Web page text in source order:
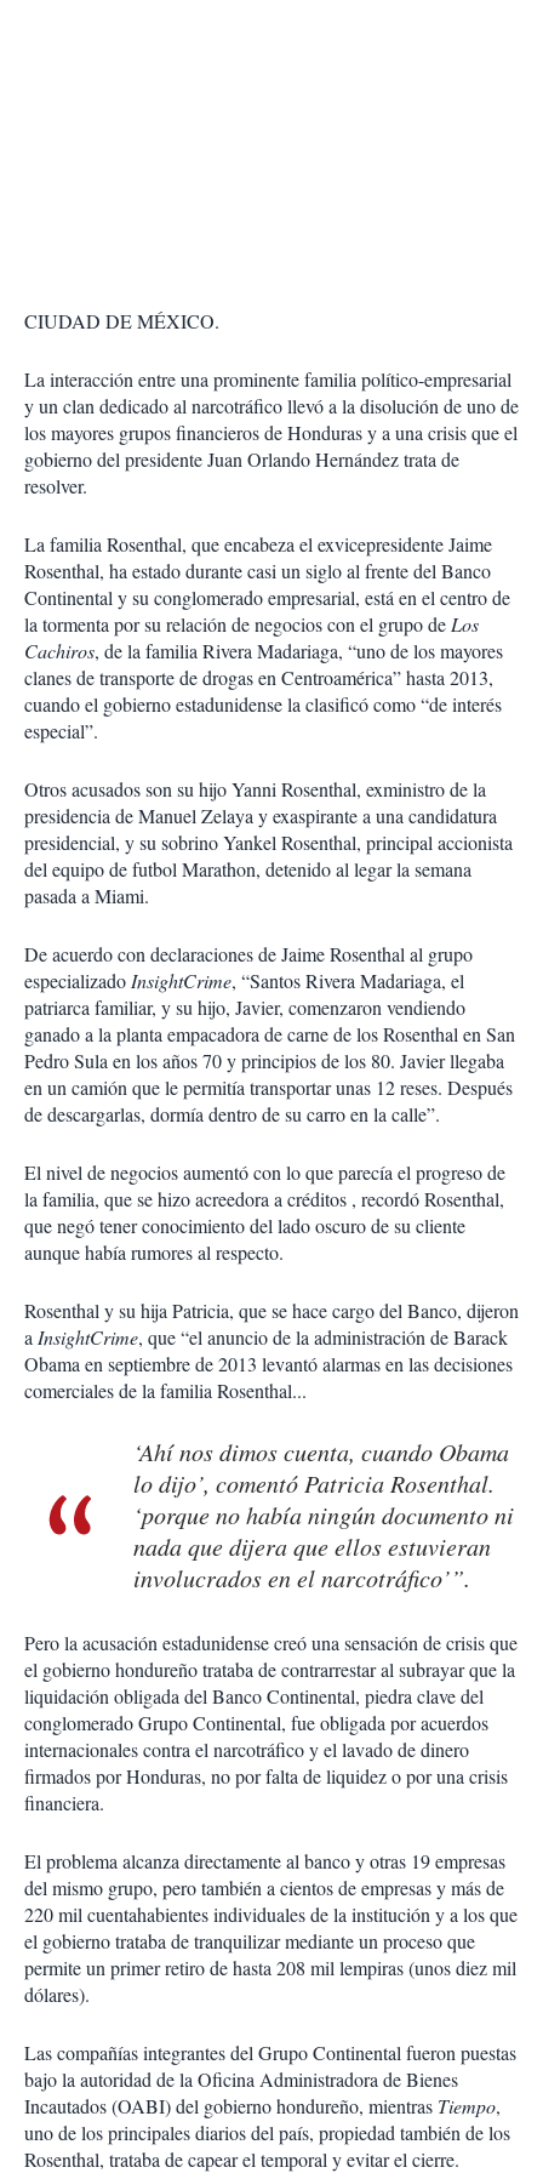
CIUDAD DE MÉXICO.
La interacción entre una prominente familia político-empresarial
y un clan dedicado al narcotráfico llevó a la disolución de uno de
los mayores grupos financieros de Honduras y a una crisis que el
gobierno del presidente Juan Orlando Hernández trata de
resolver.
La familia Rosenthal, que encabeza el exvicepresidente Jaime
Rosenthal, ha estado durante casi un siglo al frente del Banco
Continental y su conglomerado empresarial, está en el centro de
la tormenta por su relación de negocios con el grupo deLos
Cachiros, de la familia Rivera Madariaga, “uno de los mayores
clanes de transporte de drogas en Centroamérica” hasta 2013,
cuando el gobierno estadunidense la clasificó como “de interés
especial”.
Otros acusados son su hijo Yanni Rosenthal, exministro de la
presidencia de Manuel Zelaya y exaspirante a una candidatura
presidencial, y su sobrino Yankel Rosenthal, principal accionista
del equipo de futbol Marathon, detenido al legar la semana
pasada a Miami.
De acuerdo con declaraciones de Jaime Rosenthal al grupo
especializadoInsightCrime, “Santos Rivera Madariaga, el
patriarca familiar, y su hijo, Javier, comenzaron vendiendo
ganado a la planta empacadora de carne de los Rosenthal en San
Pedro Sula en los años 70 y principios de los 80. Javier llegaba
en un camión que le permitía transportar unas 12 reses. Después
de descargarlas, dormía dentro de su carro en la calle”.
El nivel de negocios aumentó con lo que parecía el progreso de
la familia, que se hizo acreedora a créditos , recordó Rosenthal,
que negó tener conocimiento del lado oscuro de su cliente
aunque había rumores al respecto.
Rosenthal y su hija Patricia, que se hace cargo del Banco, dijeron
aInsightCrime, que “el anuncio de la administración de Barack
Obama en septiembre de 2013 levantó alarmas en las decisiones
comerciales de la familia Rosenthal...
‘Ahí nos dimos cuenta, cuando Obama
lo dijo’, comentó Patricia Rosenthal.
‘porque no había ningún documento ni
nada que dijera que ellos estuvieran
involucrados en el narcotráfico’”.
Pero la acusación estadunidense creó una sensación de crisis que
el gobierno hondureño trataba de contrarrestar al subrayar que la
liquidación obligada del Banco Continental, piedra clave del
conglomerado Grupo Continental, fue obligada por acuerdos
internacionales contra el narcotráfico y el lavado de dinero
firmados por Honduras, no por falta de liquidez o por una crisis
financiera.
El problema alcanza directamente al banco y otras 19 empresas
del mismo grupo, pero también a cientos de empresas y más de
220 mil cuentahabientes individuales de la institución y a los que
el gobierno trataba de tranquilizar mediante un proceso que
permite un primer retiro de hasta 208 mil lempiras (unos diez mil
dólares).
Las compañías integrantes del Grupo Continental fueron puestas
bajo la autoridad de la Oficina Administradora de Bienes
Incautados (OABI) del gobierno hondureño, mientras Tiempo,
uno de los principales diarios del país, propiedad también de los
Rosenthal, trataba de capear el temporal y evitar el cierre.